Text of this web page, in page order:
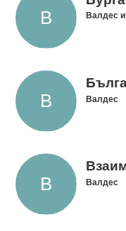
Валдес
Валдес
Валдес